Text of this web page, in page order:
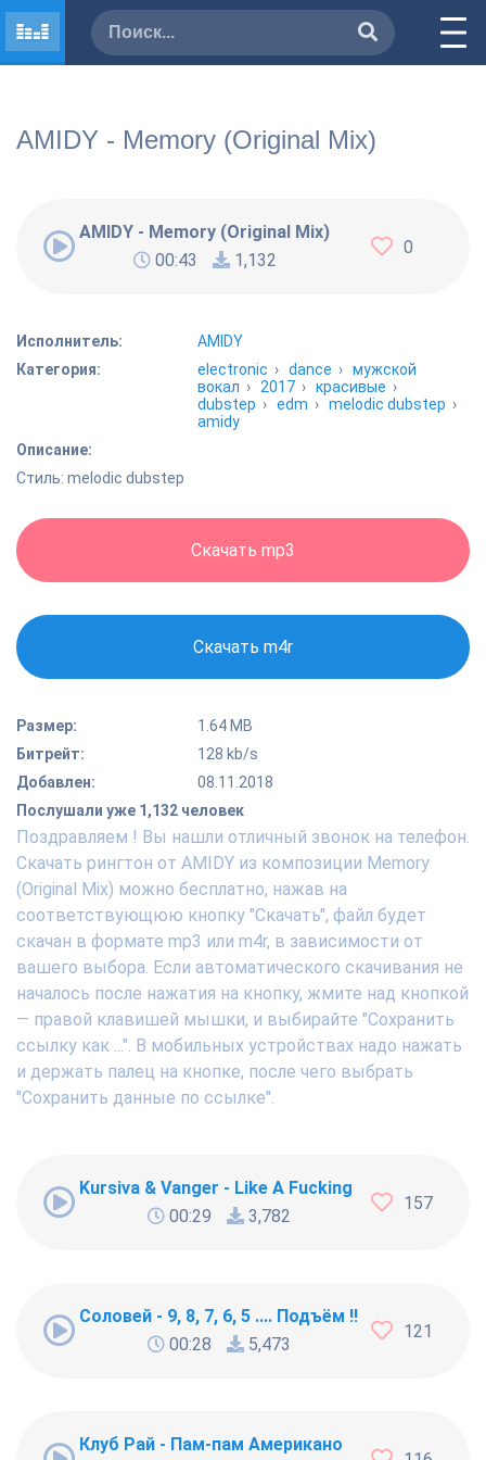
AMIDY - Memory (Original Mix)
AMIDY - Memory (Original Mix)
00:43
1,132
0
Исполнитель:
AMIDY
Категория:
electronic ›dance ›мужской
вокал › 2017 ›красивые ›
dubstep ›edm ›melodic dubstep ›
amidy
Описание:
Стиль: melodic dubstep
Скачать mp3
Скачать m4r
Размер:
1.64 MB
Битрейт:
128 kb/s
Добавлен:
08.11.2018
Послушали уже 1,132 человек
Поздравляем ! Вы нашли отличный звонок на телефон.
Скачать рингтон от AMIDY из композиции Memory
(Original Mix) можно бесплатно, нажав на
соответствующюю кнопку "Скачать", файл будет
скачан в формате mp3 или m4r, в зависимости от
вашего выбора. Если автоматического скачивания не
началось после нажатия на кнопку, жмите над кнопкой
— правой клавишей мышки, и выбирайте "Сохранить
ссылку как ...". В мобильных устройствах надо нажать
и держать палец на кнопке, после чего выбрать
"Сохранить данные по ссылке".
Kursiva & Vanger - Like A Fucking Newbie
00:29
3,782
157
Соловей - 9, 8, 7, 6, 5 .... Подъём !!!
00:28
5,473
121
Клуб Рай - Пам-пам Американо